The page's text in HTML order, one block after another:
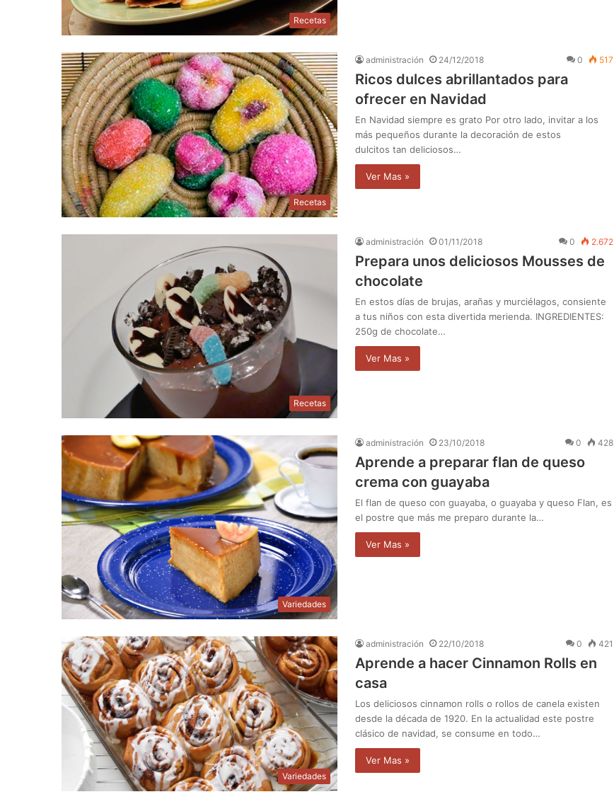
Recetas
Recetas
administración 24/12/2018 0 517
Ricos dulces abrillantados para
ofrecer en Navidad
En Navidad siempre es grato Por otro lado, invitar a los
más pequeños durante la decoración de estos
dulcitos tan deliciosos…
Ver Mas »
Recetas
administración 01/11/2018 0 2.672
Prepara unos deliciosos Mousses de
chocolate
En estos días de brujas, arañas y murciélagos, consiente
a tus niños con esta divertida merienda. INGREDIENTES:
250g de chocolate…
Ver Mas »
Variedades
administración 23/10/2018 0 428
Aprende a preparar flan de queso
crema con guayaba
El flan de queso con guayaba, o guayaba y queso Flan, es
el postre que más me preparo durante la…
Ver Mas »
Variedades
administración 22/10/2018 0 421
Aprende a hacer Cinnamon Rolls en
casa
Los deliciosos cinnamon rolls o rollos de canela existen
desde la década de 1920. En la actualidad este postre
clásico de navidad, se consume en todo…
Ver Mas »